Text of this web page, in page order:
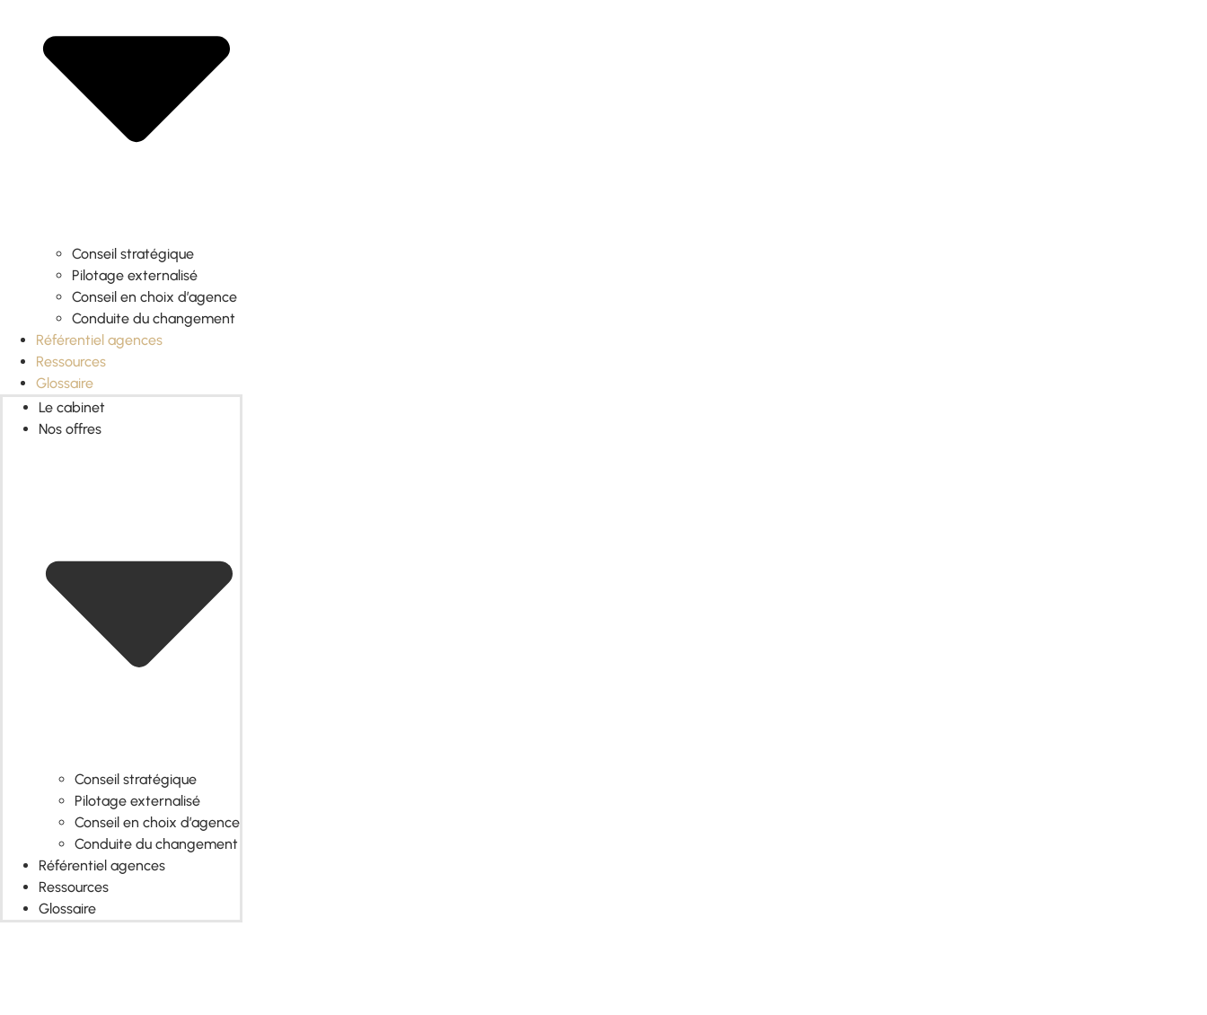
Conseil stratégique
Pilotage externalisé
Conseil en choix d’agence
Conduite du changement
Référentiel agences
Ressources
Glossaire
Le cabinet
Nos offres
Conseil stratégique
Pilotage externalisé
Conseil en choix d’agence
Conduite du changement
Référentiel agences
Ressources
Glossaire